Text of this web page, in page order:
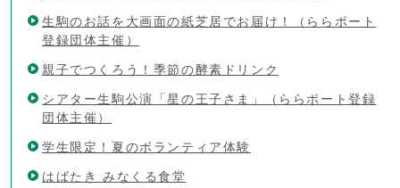
生駒のお話を大画面の紙芝居でお届け！（ららポート
登録団体主催）
親子でつくろう！季節の酵素ドリンク
シアター生駒公演「星の王子さま」（ららポート登録
団体主催）
学生限定！夏のボランティア体験
はばたき みなくる食堂